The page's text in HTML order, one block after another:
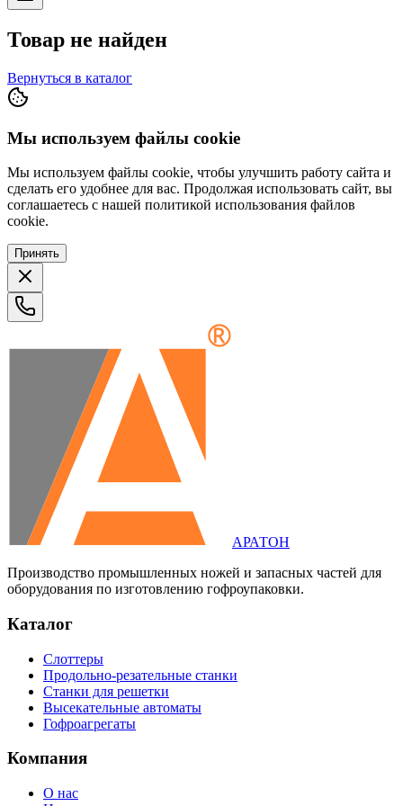
Товар не найден
Вернуться в каталог
Мы используем файлы cookie
Мы используем файлы cookie, чтобы улучшить работу сайта и
сделать его удобнее для вас. Продолжая использовать сайт, вы
соглашаетесь с нашей политикой использования файлов
cookie.
Принять
АРАТОН
Производство промышленных ножей и запасных частей для
оборудования по изготовлению гофроупаковки.
Каталог
Слоттеры
Продольно-резательные станки
Станки для решетки
Высекательные автоматы
Гофроагрегаты
Компания
О нас